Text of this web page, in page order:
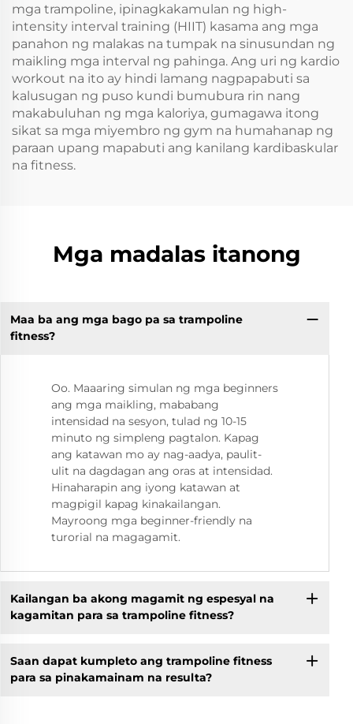
mga trampoline, ipinagkakamulan ng high-
intensity interval training (HIIT) kasama ang mga
panahon ng malakas na tumpak na sinusundan ng
maikling mga interval ng pahinga. Ang uri ng kardio
workout na ito ay hindi lamang nagpapabuti sa
kalusugan ng puso kundi bumubura rin nang
makabuluhan ng mga kaloriya, gumagawa itong
sikat sa mga miyembro ng gym na humahanap ng
paraan upang mapabuti ang kanilang kardibaskular
na fitness.
Mga madalas itanong
Maa ba ang mga bago pa sa trampoline
fitness?
Oo. Maaaring simulan ng mga beginners
ang mga maikling, mababang
intensidad na sesyon, tulad ng 10-15
minuto ng simpleng pagtalon. Kapag
ang katawan mo ay nag-aadya, paulit-
ulit na dagdagan ang oras at intensidad.
Hinaharapin ang iyong katawan at
magpigil kapag kinakailangan.
Mayroong mga beginner-friendly na
turorial na magagamit.
Kailangan ba akong magamit ng espesyal na
kagamitan para sa trampoline fitness?
Saan dapat kumpleto ang trampoline fitness
para sa pinakamainam na resulta?